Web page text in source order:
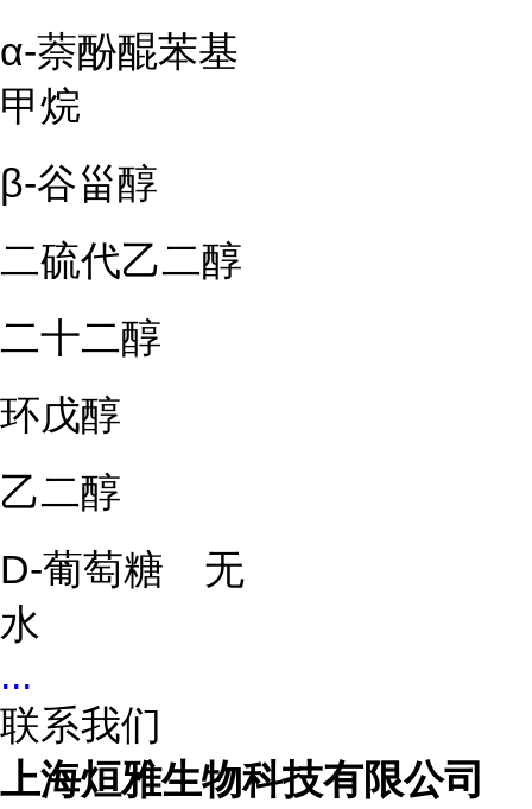
α-萘酚醌苯基
甲烷
β-谷甾醇
二硫代乙二醇
二十二醇
环戊醇
乙二醇
D-葡萄糖 无
水
...
联系我们
上海烜雅生物科技有限公司